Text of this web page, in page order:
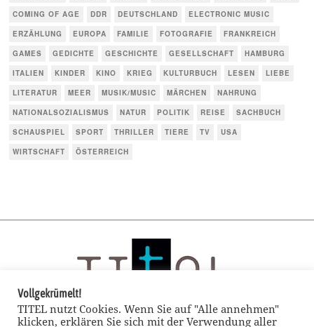
COMING OF AGE
DDR DEUTSCHLAND
ELECTRONIC MUSIC
ERZÄHLUNG
EUROPA FAMILIE FOTOGRAFIE
FRANKREICH
GAMES
GEDICHTE GESCHICHTE GESELLSCHAFT
HAMBURG
ITALIEN
KINDER KINO KRIEG KULTURBUCH LESEN
LIEBE
LITERATUR
MEER MUSIK/MUSIC MÄRCHEN
NAHRUNG
NATIONALSOZIALISMUS
NATUR POLITIK REISE
SACHBUCH
SCHAUSPIEL
SPORT THRILLER TIERE TV
USA
WIRTSCHAFT
ÖSTERREICH
Vollgekrümelt!
TITEL nutzt Cookies. Wenn Sie auf "Alle annehmen"
klicken, erklären Sie sich mit der Verwendung aller